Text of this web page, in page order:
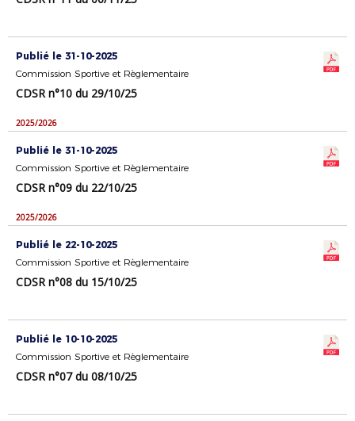
Publié le 31-10-2025
Commission Sportive et Règlementaire
CDSR n°10 du 29/10/25
2025/2026
Publié le 31-10-2025
Commission Sportive et Règlementaire
CDSR n°09 du 22/10/25
2025/2026
Publié le 22-10-2025
Commission Sportive et Règlementaire
CDSR n°08 du 15/10/25
Publié le 10-10-2025
Commission Sportive et Règlementaire
CDSR n°07 du 08/10/25